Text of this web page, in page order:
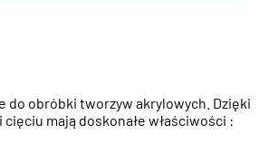
do obróbki tworzyw akrylowych. Dzięki
mają doskonałe właściwości :